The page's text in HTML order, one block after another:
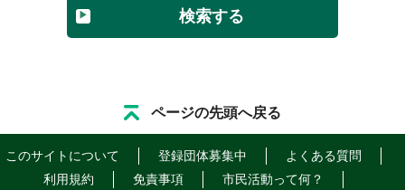
検索する
ページの先頭へ戻る
このサイトについて 登録団体募集中
よくある質問
利用規約
免責事項 市民活動って何？